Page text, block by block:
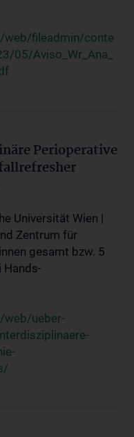
web/fileadmin/conte
05/Aviso_Wr_Ana_
Perioperative
Universität Wien |
Zentrum für
gesamt bzw. 5
Hands-
web/ueber-